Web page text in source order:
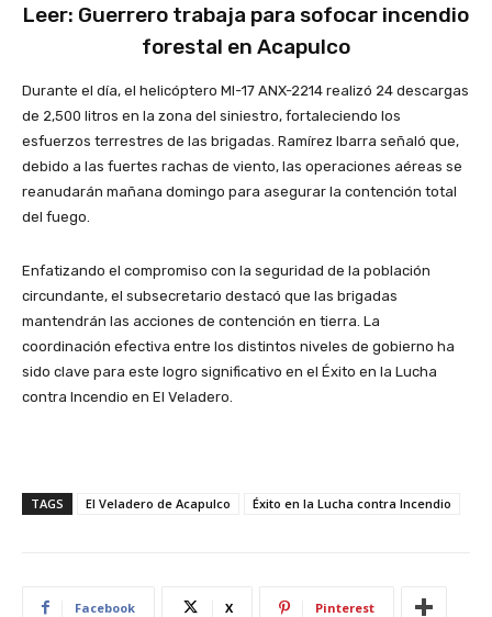
Leer: Guerrero trabaja para sofocar incendio
forestal en Acapulco
Durante el día, el helicóptero MI-17 ANX-2214 realizó 24 descargas
de 2,500 litros en la zona del siniestro, fortaleciendo los
esfuerzos terrestres de las brigadas. Ramírez Ibarra señaló que,
debido a las fuertes rachas de viento, las operaciones aéreas se
reanudarán mañana domingo para asegurar la contención total
del fuego.
Enfatizando el compromiso con la seguridad de la población
circundante, el subsecretario destacó que las brigadas
mantendrán las acciones de contención en tierra. La
coordinación efectiva entre los distintos niveles de gobierno ha
sido clave para este logro significativo en el Éxito en la Lucha
contra Incendio en El Veladero.
TAGS El Veladero de Acapulco Éxito en la Lucha contra Incendio
Facebook X Pinterest